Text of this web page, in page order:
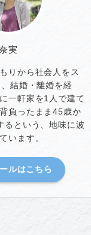
実
りから社会人をス
結婚・離婚を経
一軒家を1人で建て
負ったまま45歳か
るという、地味に波
います。
ルはこちら